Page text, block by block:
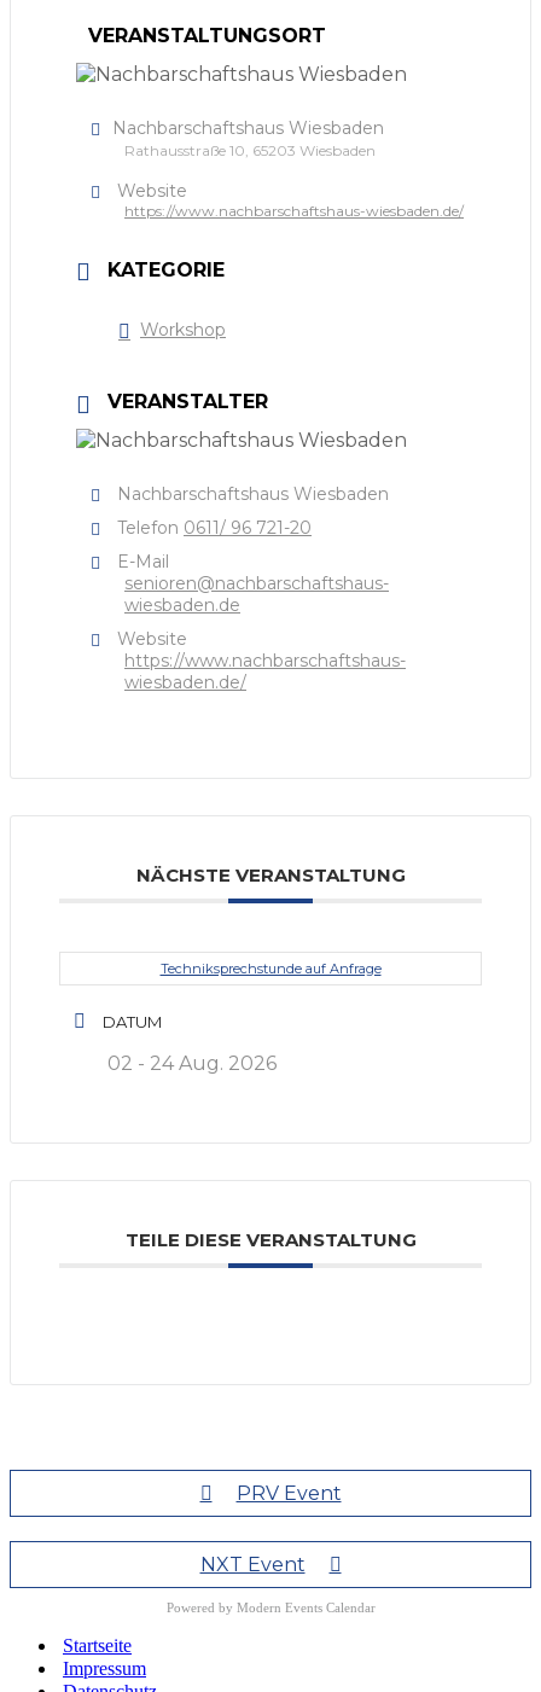
VERANSTALTUNGSORT
Nachbarschaftshaus Wiesbaden
Rathausstraße 10, 65203 Wiesbaden
Website
https://www.nachbarschaftshaus-wiesbaden.de/
KATEGORIE
Workshop
VERANSTALTER
Nachbarschaftshaus Wiesbaden
Telefon 0611/ 96 721-20
E-Mail
senioren@nachbarschaftshaus-
wiesbaden.de
Website
https://www.nachbarschaftshaus-
wiesbaden.de/
NÄCHSTE VERANSTALTUNG
Techniksprechstunde auf Anfrage
DATUM
02 - 24 Aug. 2026
TEILE DIESE VERANSTALTUNG
PRV Event
NXT Event
Powered by Modern Events Calendar
Startseite
Impressum